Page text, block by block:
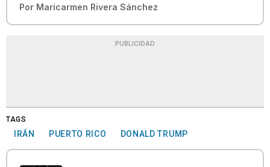
Por Maricarmen Rivera Sánchez
PUBLICIDAD
TAGS
IRÁN PUERTO RICO DONALD TRUMP